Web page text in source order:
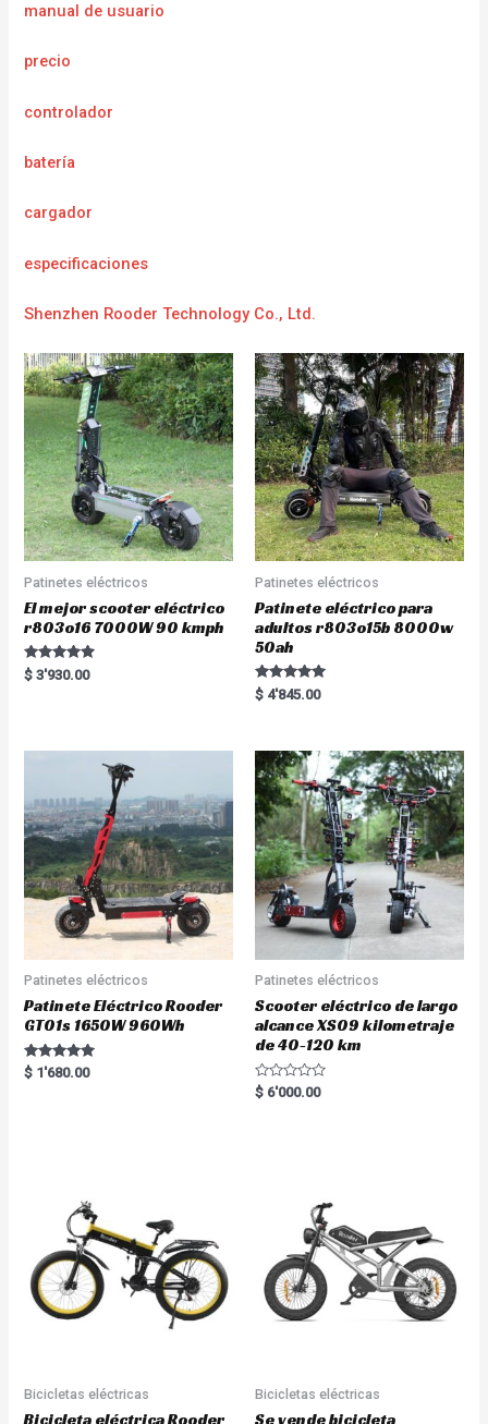
manual de usuario
precio
controlador
batería
cargador
especificaciones
Shenzhen Rooder Technology Co., Ltd.
Patinetes eléctricos
El mejor scooter eléctrico
r803o16 7000W 90 kmph
Rated
5.00
$ 3'930.00
Patinetes eléctricos
Patinete eléctrico para
adultos r803o15b 8000w
50ah
Rated
5.00
$ 4'845.00
Patinetes eléctricos
Patinete Eléctrico Rooder
GT01s 1650W 960Wh
Rated
5.00
$ 1'680.00
Patinetes eléctricos
Scooter eléctrico de largo
alcance XS09 kilometraje
de 40-120 km
R
a
$ 6'000.00
Bicicletas eléctricas Bicicletas eléctricas